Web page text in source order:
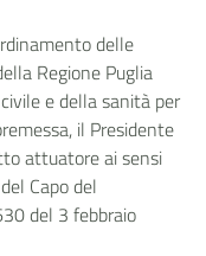
delle
Regione Puglia
e della sanità per
il Presidente
attuatore ai sensi
Capo del
del 3 febbraio